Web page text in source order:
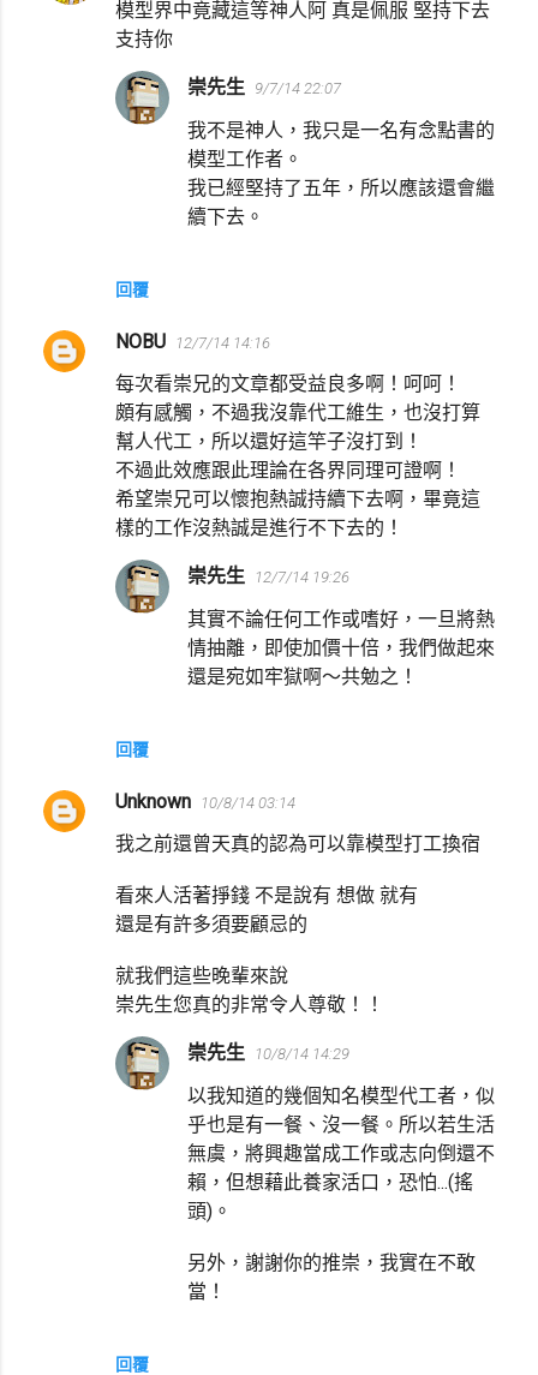
言
模型界中竟藏這等神人阿 真是佩服 堅持下去
支持你
回覆
崇先生 9/7/14 22:07
我不是神人，我只是一名有念點書的
模型工作者。
我已經堅持了五年，所以應該還會繼
續下去。
NOBU 12/7/14 14:16
每次看崇兄的文章都受益良多啊！呵呵！
頗有感觸，不過我沒靠代工維生，也沒打算
幫人代工，所以還好這竿子沒打到！
不過此效應跟此理論在各界同理可證啊！
希望崇兄可以懷抱熱誠持續下去啊，畢竟這
樣的工作沒熱誠是進行不下去的！
回覆
崇先生 12/7/14 19:26
其實不論任何工作或嗜好，一旦將熱
情抽離，即使加價十倍，我們做起來
還是宛如牢獄啊～共勉之！
Unknown 10/8/14 03:14
我之前還曾天真的認為可以靠模型打工換宿
看來人活著掙錢 不是說有 想做 就有
還是有許多須要顧忌的
就我們這些晚輩來說
崇先生您真的非常令人尊敬！！
回覆
崇先生 10/8/14 14:29
以我知道的幾個知名模型代工者，似
乎也是有一餐、沒一餐。所以若生活
無虞，將興趣當成工作或志向倒還不
賴，但想藉此養家活口，恐怕...(搖
頭)。
另外，謝謝你的推崇，我實在不敢
當！